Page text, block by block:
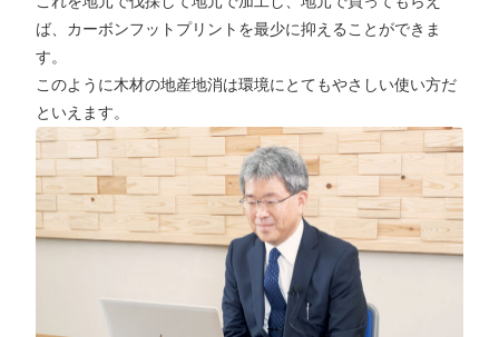
ば、カーボンフットプリントを最少に抑えることができま
す。
このように木材の地産地消は環境にとてもやさしい使い方だ
といえます。